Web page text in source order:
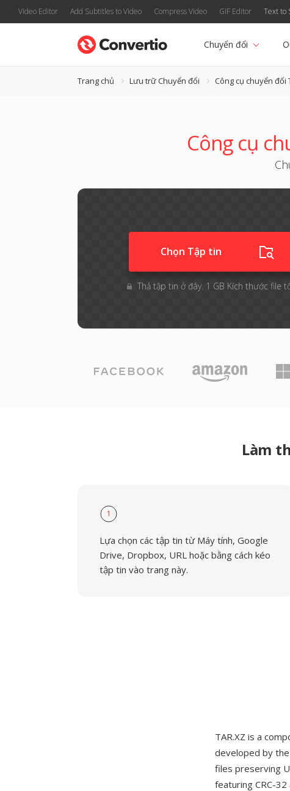
Video Editor Add Subtitles to Video Compress Video GIF Editor Text to
Chuyển đổi
Trang chủ Lưu trữ Chuyển đổi Công cụ chuyển đổi
Công cụ
Chọn Tập tin
Thả tập tin ở đây. 1 GB Kích thước file
Làm
1
Lựa chọn các tập tin từ Máy tính, Google
Drive, Dropbox, URL hoặc bằng cách kéo
tập tin vào trang này.
TAR.XZ is a
developed by the
files preserving
featuring CRC-